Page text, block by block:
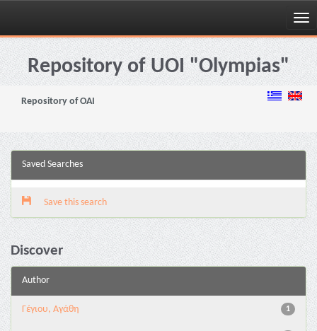
Skip
navigationRepository of UOI "Olympias"
Repository of OAI
Saved Searches
Save this search
Discover
Author
1
Γέγιου, Αγάθη